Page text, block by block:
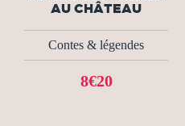
AU CHÂTEAU
Contes & légendes
8€20